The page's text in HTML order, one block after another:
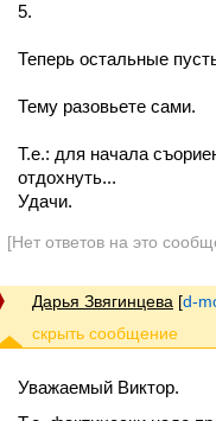
5.
Теперь остальные
Тему разовьете сами.
Т.е.: для начала
отдохнуть...
Удачи.
[Нет ответов на это
Дарья Звягинцева [d-
Уважаемый Виктор.